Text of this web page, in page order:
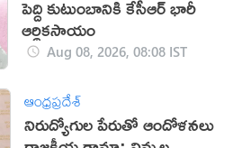
పెద్ది కుటుంబానికి కేసీఆర్ భారీ
ఆర్థికసాయం
Aug 08, 2026, 08:08 IST
ఆంధ్రప్రదేశ్
నిరుద్యోగుల పేరుతో ఆందోళనలు